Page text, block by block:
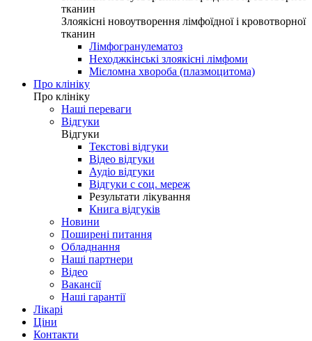
тканин
Злоякісні новоутворення лімфоїдної і кровотворної
тканин
Лімфогранулематоз
Неходжкінські злоякісні лімфоми
Мієломна хвороба (плазмоцитома)
Про клініку
Про клініку
Наші переваги
Відгуки
Відгуки
Текстові відгуки
Відео відгуки
Аудіо відгуки
Відгуки с соц. мереж
Результати лікування
Книга відгуків
Новини
Поширені питання
Обладнання
Наші партнери
Відео
Вакансії
Наші гарантії
Лікарі
Ціни
Контакти